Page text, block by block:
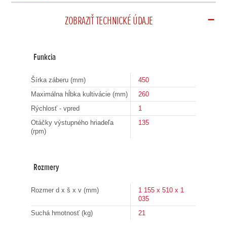
ZOBRAZIŤ TECHNICKÉ ÚDAJE
Funkcia
Šírka záberu (mm)
450
Maximálna hĺbka kultivácie (mm)
260
Rýchlosť - vpred
1
Otáčky výstupného hriadeľa
(rpm)
135
Rozmery
Rozmer d x š x v (mm)
1 155 x 510 x 1
035
Suchá hmotnosť (kg)
21